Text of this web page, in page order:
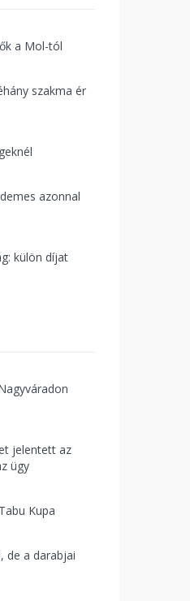
a Mol-tól
szakma ér
azonnal
külön díjat
jelentett az
ügy
Kupa
de a darabjai